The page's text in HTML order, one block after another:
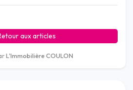
aux articles
L'Immobilière COULON